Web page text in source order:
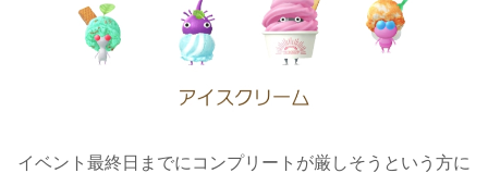
イベント最終日までにコンプリートが厳しそうという方に